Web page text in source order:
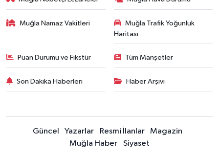
Muğla Namaz Vakitleri
Muğla Trafik Yoğunluk
Haritası
Puan Durumu ve Fikstür Tüm Manşetler
Son Dakika Haberleri Haber Arşivi
Güncel Yazarlar Resmi İlanlar
Magazin
Muğla Haber
Siyaset